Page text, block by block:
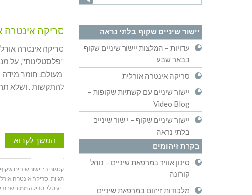
סריקה אינטרה
סריקה אינטרה
"פלסטלינות", על
ומעולם. חומר
להתקשותו. ושלא תהיה אי הבנה- 3 דקות
המשך לקרוא
קטגוריה: יישור שיניים
תגיות: סריקה אינטרה
דיגיטלי,סריקה ממוחשבת
יישור שיניים שקוף בלתי נראה
עדויות – המלצות יישור שיניים שקוף
בבאר שבע
סריקה אינטרה אורלית
יישור שיניים עם קשתיות שקופות –
Video Blog
יישור שיניים שקוף – יישור שיניים
בלתי נראה
בקרת זיהומים
סינון אוויר במרפאת שיניים – נוהל
קורונה
מלכודות זיהום במרפאת שיניים